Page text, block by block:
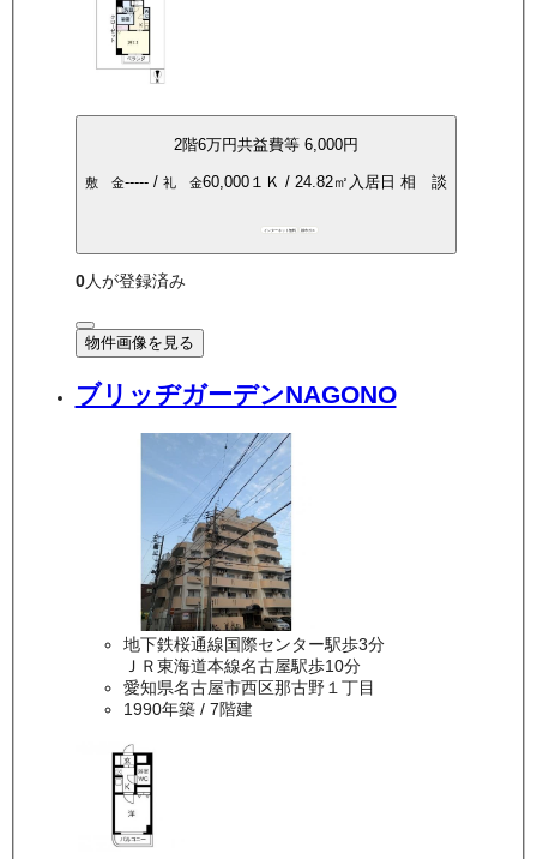
2階6万円共益費等 6,000円
敷 金-----/ 礼 金60,000１Ｋ / 24.82㎡ 入居日 相 談
インターネット無料 都市ガス
0人が登録済み
物件画像を見る
ブリッヂガーデンNAGONO
地下鉄桜通線国際センター駅歩3分
ＪＲ東海道本線名古屋駅歩10分
愛知県名古屋市西区那古野１丁目
1990年築/ 7階建